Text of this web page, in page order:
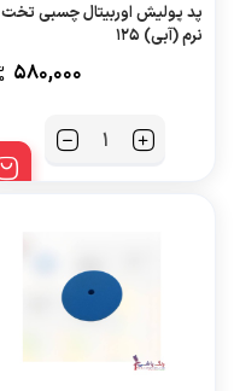
پد پولیش اوربیتال چسبی تخت
نرم (آبی) ۱۲۵
580,000
تعداد